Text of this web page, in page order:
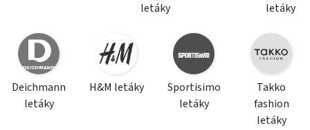
letáky
letáky
Deichmann
letáky
H&M letáky
Sportisimo
letáky
Takko
fashion
letáky